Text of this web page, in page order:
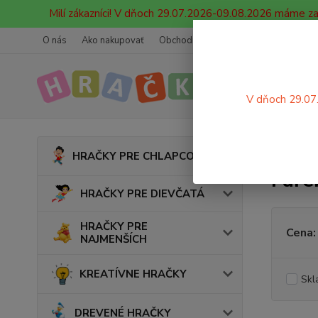
Milí zákazníci! V dňoch 29.07.2026-09.08.2026 máme
O nás Ako nakupovať Obchodné podmienky
HRAČKY PRE CHLAPCOV
HRAČKY PRE DIEVČATÁ
HRAČKY PRE
NAJMENŠÍCH
KREATÍVNE HRAČKY
DREVENÉ HRAČKY
Cena:
V dňoch